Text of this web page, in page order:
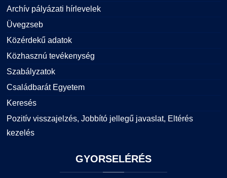
Archív pályázati hírlevelek
Üvegzseb
Közérdekű adatok
Közhasznú tevékenység
Szabályzatok
Családbarát Egyetem
Keresés
Pozitív visszajelzés, Jobbító jellegű javaslat, Eltérés
kezelés
GYORSELÉRÉS